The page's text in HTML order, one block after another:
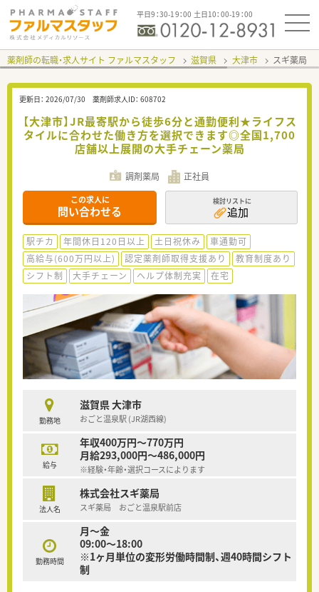
平日9：30-19：00 土日10：00-19：00
薬剤師の転職・求人サイト ファルマスタッフ 滋賀県 大津市 スギ薬局
更新日： 2026/07/30 薬剤師求人ID： 608702
【大津市】JR最寄駅から徒歩6分と通勤便利★ライフス
タイルに合わせた働き方を選択できます◎全国1,700
店舗以上展開の大手チェーン薬局
調剤薬局 正社員
この求人に
問い合わせる
検討リストに
追加
駅チカ 年間休日120日以上 土日祝休み
車通勤可
高給与(600万円以上)
認定薬剤師取得支援あり
教育制度あり
シフト制
大手チェーン ヘルプ体制充実 在宅
勤務地
滋賀県 大津市
おごと温泉駅 (JR湖西線)
給与
年収400万円～770万円
月給293,000円～486,000円
※経験・年齢・選択コースによります
法人名
株式会社スギ薬局
スギ薬局 おごと温泉駅前店
勤務時間
月～金
09:00～18:00
※1ヶ月単位の変形労働時間制、週40時間シフト
制